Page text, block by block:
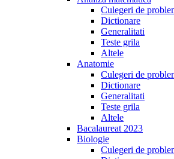
Culegeri de
Dictionare
Generalitati
Teste grila
Altele
Anatomie
Culegeri de
Dictionare
Generalitati
Teste grila
Altele
Bacalaureat 2023
Biologie
Culegeri de